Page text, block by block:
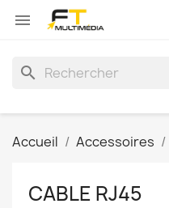

search
Accueil Accessoires
CABLE RJ45